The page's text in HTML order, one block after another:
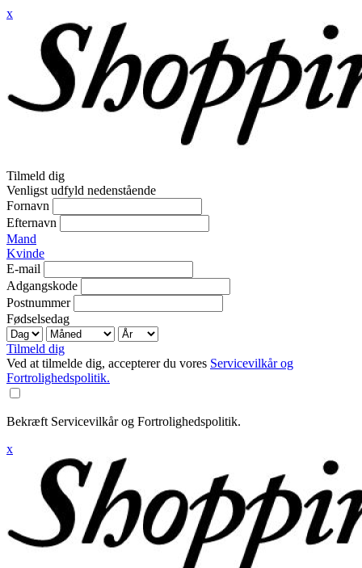
x
Tilmeld dig
Venligst udfyld nedenstående
Fornavn
Efternavn
Mand
Kvinde
E-mail
Adgangskode
Postnummer
Fødselsedag
Tilmeld dig
Ved at tilmelde dig, accepterer du vores Servicevilkår og
Fortrolighedspolitik.
Bekræft Servicevilkår og Fortrolighedspolitik.
x